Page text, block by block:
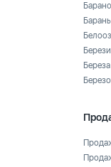
Барань
Береза